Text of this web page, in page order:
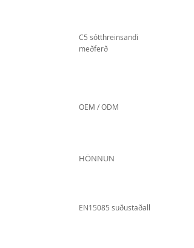
OEM / ODM
C5 sótthreinsandi
meðferð
HÖNNUN
EN15085 suðustaðall